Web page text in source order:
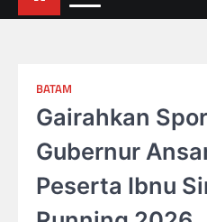
BATAM
Gairahkan
Gubernur
Peserta Ibnu